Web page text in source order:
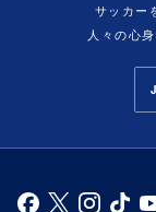
サッカー
人々の心